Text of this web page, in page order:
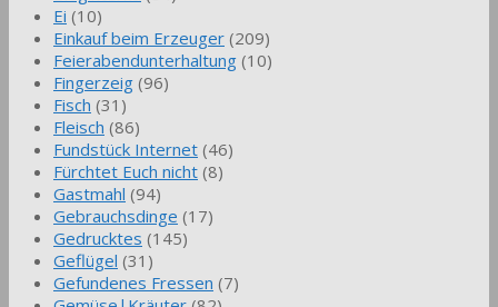
Ei (10)
Einkauf beim Erzeuger (209)
Feierabendunterhaltung (10)
Fingerzeig (96)
Fisch (31)
Fleisch (86)
Fundstück Internet (46)
Fürchtet Euch nicht (8)
Gastmahl (94)
Gebrauchsdinge (17)
Gedrucktes (145)
Geflügel (31)
Gefundenes Fressen (7)